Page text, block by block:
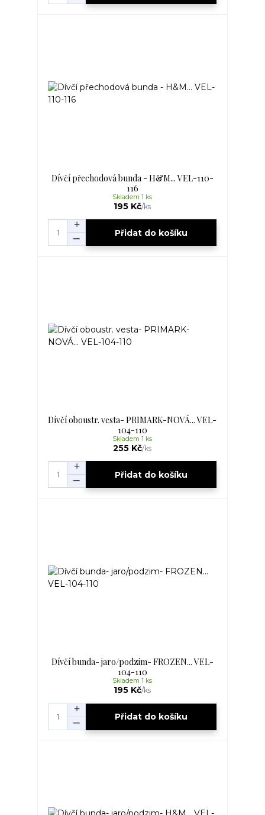
Dívčí přechodová bunda - H&M... VEL-110-
116
195 Kč/ks
Skladem 1 ks
Přidat do košíku
Dívčí oboustr. vesta- PRIMARK-NOVÁ... VEL-
104-110
255 Kč/ks
Skladem 1 ks
Přidat do košíku
Dívčí bunda- jaro/podzim- FROZEN... VEL-
104-110
195 Kč/ks
Skladem 1 ks
Přidat do košíku